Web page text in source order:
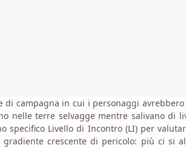
di campagna in cui i personaggi
nelle terre selvagge mentre salivano di
specifico Livello di Incontro (LI) per
crescente di pericolo: più ci si